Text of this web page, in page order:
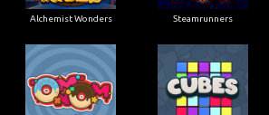
Alchemist Wonders Steamrunners